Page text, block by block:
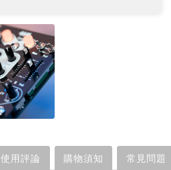
使用評論 購物須知 常見問題